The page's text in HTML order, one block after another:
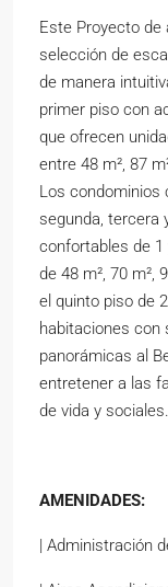
Este Proyecto
selección de
de manera
primer piso con
que ofrecen
entre 48 m², 87
Los condominios
segunda, tercera
confortables de
de 48 m², 70 m²,
el quinto piso de
habitaciones con
panorámicas al
entretener a las
de vida y sociales.
AMENIDADES:
| Administración